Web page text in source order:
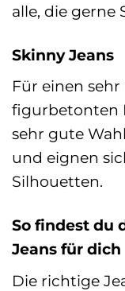
alle, die gerne
Skinny Jeans
Für einen
figurbetonten
sehr gute
und eignen
Silhouetten.
So findest du
Jeans für dich
Die richtige